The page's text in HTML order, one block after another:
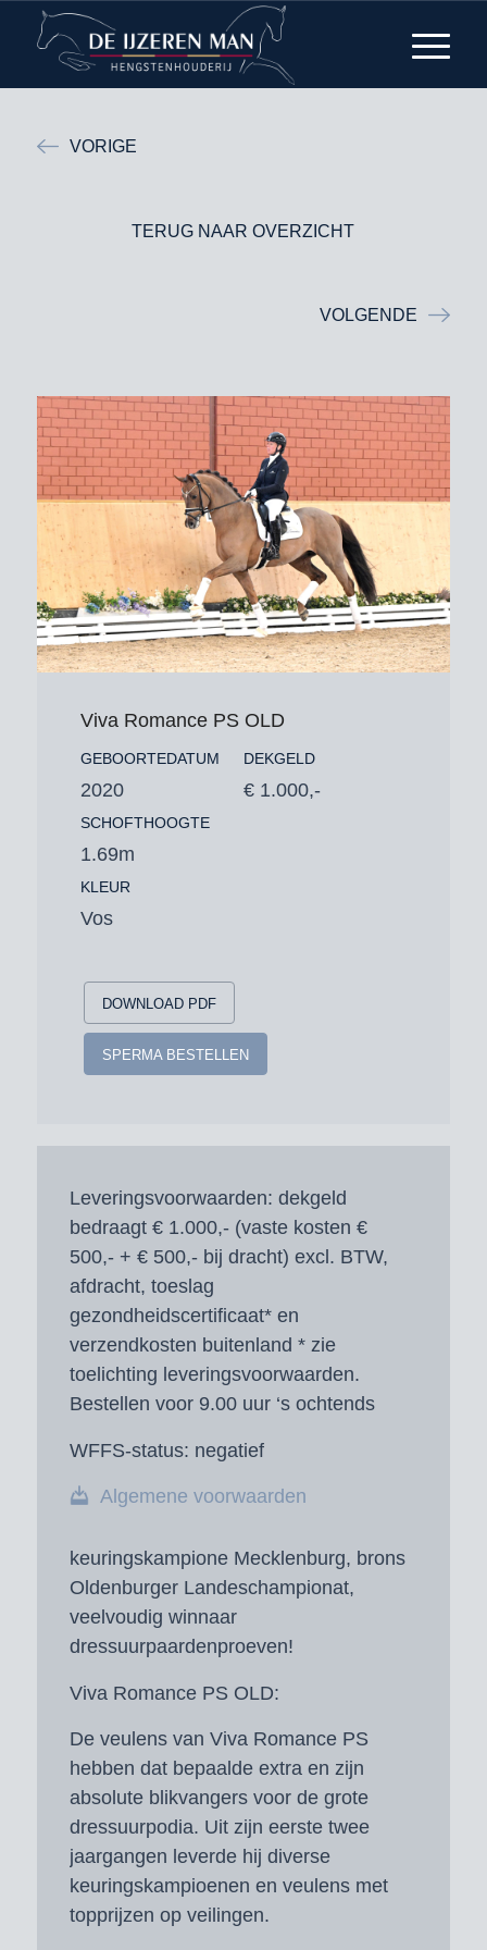
VORIGE
TERUG NAAR OVERZICHT
VOLGENDE
Viva Romance PS OLD
GEBOORTEDATUM
2020
SCHOFTHOOGTE
1.69m
KLEUR
Vos
DEKGELD
€ 1.000,-
DOWNLOAD PDF
SPERMA BESTELLEN
Leveringsvoorwaarden: dekgeld
bedraagt € 1.000,- (vaste kosten €
500,- + € 500,- bij dracht) excl. BTW,
afdracht, toeslag
gezondheidscertificaat* en
verzendkosten buitenland * zie
toelichting leveringsvoorwaarden.
Bestellen voor 9.00 uur ‘s ochtends
WFFS-status: negatief
Algemene voorwaarden
keuringskampione Mecklenburg, brons
Oldenburger Landeschampionat,
veelvoudig winnaar
dressuurpaardenproeven!
Viva Romance PS OLD:
De veulens van Viva Romance PS
hebben dat bepaalde extra en zijn
absolute blikvangers voor de grote
dressuurpodia. Uit zijn eerste twee
jaargangen leverde hij diverse
keuringskampioenen en veulens met
topprijzen op veilingen.